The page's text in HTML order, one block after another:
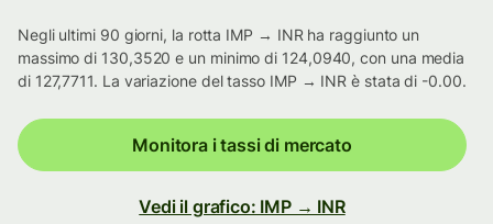
Negli ultimi 90 giorni, la rotta IMP → INR ha raggiunto un
massimo di 130,3520 e un minimo di 124,0940, con una media
di 127,7711. La variazione del tasso IMP → INR è stata di -0.00.
Monitora i tassi di mercato
Vedi il grafico: IMP → INR